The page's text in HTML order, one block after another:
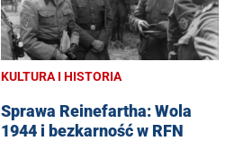
KULTURA I HISTORIA
Sprawa Reinefartha: Wola
1944 i bezkarność w RFN